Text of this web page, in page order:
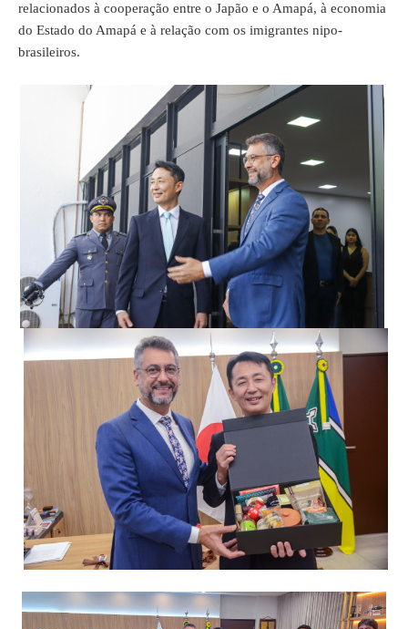
relacionados à cooperação entre o Japão e o Amapá, à economia
do Estado do Amapá e à relação com os imigrantes nipo-
brasileiros.